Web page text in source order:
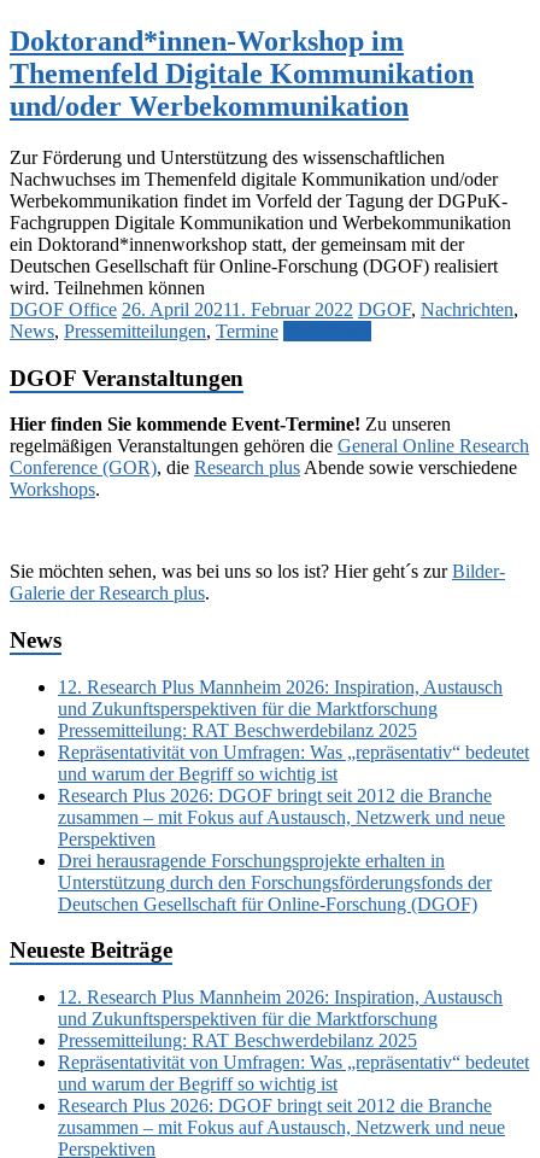
Doktorand*innen-Workshop im
Themenfeld Digitale Kommunikation
und/oder Werbekommunikation
Zur Förderung und Unterstützung des wissenschaftlichen
Nachwuchses im Themenfeld digitale Kommunikation und/oder
Werbekommunikation findet im Vorfeld der Tagung der DGPuK-
Fachgruppen Digitale Kommunikation und Werbekommunikation
ein Doktorand*innenworkshop statt, der gemeinsam mit der
Deutschen Gesellschaft für Online-Forschung (DGOF) realisiert
wird. Teilnehmen können
DGOF Office 26. April 20211. Februar 2022 DGOF, Nachrichten,
News, Pressemitteilungen, Termine
DGOF Veranstaltungen
Hier finden Sie kommende Event-Termine! Zu unseren
regelmäßigen Veranstaltungen gehören die General Online Research
Conference (GOR), die Research plus Abende sowie verschiedene
Workshops.
Sie möchten sehen, was bei uns so los ist? Hier geht´s zurBilder-
Galerie der Research plus.
News
12. Research Plus Mannheim 2026: Inspiration, Austausch
und Zukunftsperspektiven für die Marktforschung
Pressemitteilung: RAT Beschwerdebilanz 2025
Repräsentativität von Umfragen: Was „repräsentativ“ bedeutet
und warum der Begriff so wichtig ist
Research Plus 2026: DGOF bringt seit 2012 die Branche
zusammen – mit Fokus auf Austausch, Netzwerk und neue
Perspektiven
Drei herausragende Forschungsprojekte erhalten in
Unterstützung durch den Forschungsförderungsfonds der
Deutschen Gesellschaft für Online-Forschung (DGOF)
Neueste Beiträge
12. Research Plus Mannheim 2026: Inspiration, Austausch
und Zukunftsperspektiven für die Marktforschung
Pressemitteilung: RAT Beschwerdebilanz 2025
Repräsentativität von Umfragen: Was „repräsentativ“ bedeutet
und warum der Begriff so wichtig ist
Research Plus 2026: DGOF bringt seit 2012 die Branche
zusammen – mit Fokus auf Austausch, Netzwerk und neue
Perspektiven